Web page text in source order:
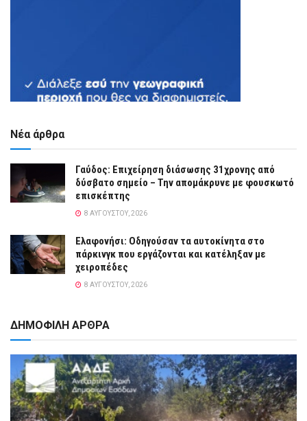
Νέα άρθρα
Γαύδος: Επιχείρηση διάσωσης 31χρονης από
δύσβατο σημείο – Την απομάκρυνε με φουσκωτό
επισκέπτης
8 ΑΥΓΟΎΣΤΟΥ, 2026
Ελαφονήσι: Οδηγούσαν τα αυτοκίνητα στο
πάρκινγκ που εργάζονται και κατέληξαν με
χειροπέδες
8 ΑΥΓΟΎΣΤΟΥ, 2026
ΔΗΜΟΦΙΛΗ ΑΡΘΡΑ